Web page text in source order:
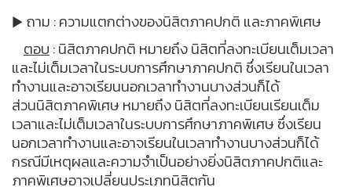
▶ ถาม : ความแตกต่างของนิสิตภาคปกติ และภาคพิเศษ
ตอบ : นิสิตภาคปกติ หมายถึง นิสิตที่ลงทะเบียนเต็มเวลา
และไม่เต็มเวลาในระบบการศึกษาภาคปกติ ซึ่งเรียนในเวลา
ทำงานและอาจเรียนนอกเวลาทำงานบางส่วนก็ได้
ส่วนนิสิตภาคพิเศษ หมายถึง นิสิตที่ลงทะเบียนเรียนเต็ม
เวลาและไม่เต็มเวลาในระบบการศึกษาภาคพิเศษ ซึ่งเรียน
นอกเวลาทำงานและอาจเรียนในเวลาทำงานบางส่วนก็ได้
กรณีมีเหตุผลและความจำเป็นอย่างยิ่งนิสิตภาคปกติและ
ภาคพิเศษอาจเปลี่ยนประเภทนิสิตกัน